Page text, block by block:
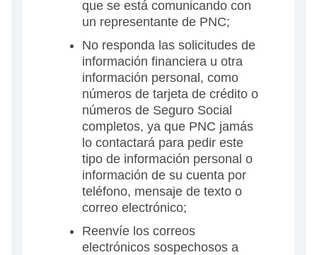
que se está comunicando con
un representante de PNC;
No responda las solicitudes de
información financiera u otra
información personal, como
números de tarjeta de crédito o
números de Seguro Social
completos, ya que PNC jamás
lo contactará para pedir este
tipo de información personal o
información de su cuenta por
teléfono, mensaje de texto o
correo electrónico;
Reenvíe los correos
electrónicos sospechosos a